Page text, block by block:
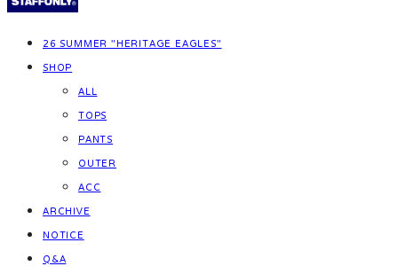
26 SUMMER "HERITAGE EAGLES"
SHOP
ALL
TOPS
PANTS
OUTER
ACC
ARCHIVE
NOTICE
Q&A